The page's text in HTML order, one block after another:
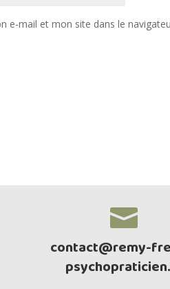
e-mail et mon site dans le

contact@remy-